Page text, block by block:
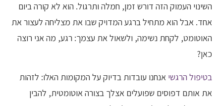
השינוי העמוק הזה דורש זמן, חמלה ותרגול. הוא לא קורה ביום
אחד. אבל הוא מתחיל ברגע המדויק שבו את מצליחה לעצור את
האוטומט, לקחת נשימה, ולשאול את עצמך: רגע, מה אני רוצה
כאן?
בטיפול הרגשי אנחנו עובדות בדיוק על המקומות האלו: לזהות
את אותם דפוסים שפועלים אצלך בצורה אוטומטית, להבין